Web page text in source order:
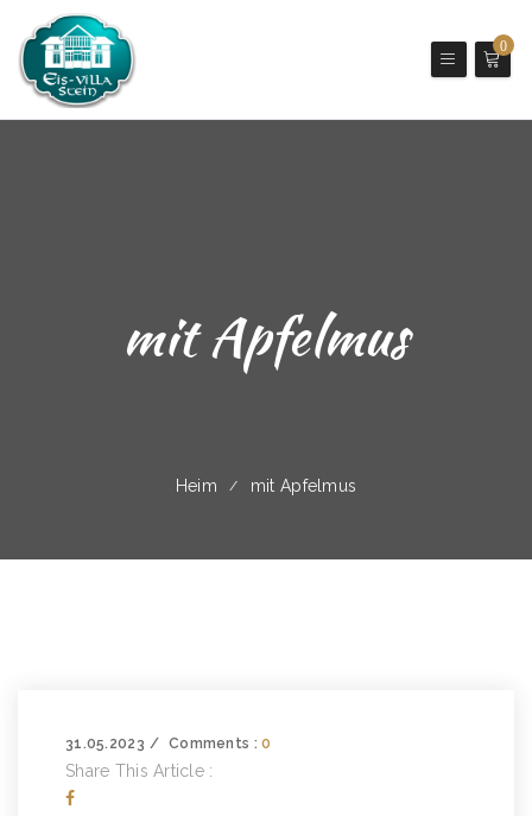
0
mit Apfelmus
Heim mit Apfelmus
31.05.2023 Comments :0
Share This Article :